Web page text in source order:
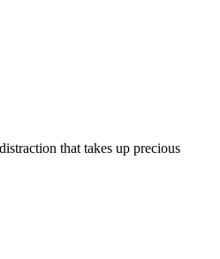
that takes up precious